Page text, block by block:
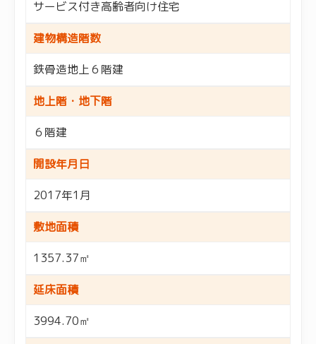
サービス付き高齢者向け住宅
建物構造階数
鉄骨造地上６階建
地上階・地下階
６階建
開設年月日
2017年1月
敷地面積
1357.37㎡
延床面積
3994.70㎡